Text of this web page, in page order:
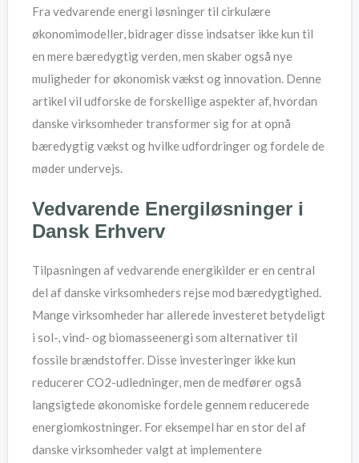
Fra vedvarende energi løsninger til cirkulære
økonomimodeller, bidrager disse indsatser ikke kun til
en mere bæredygtig verden, men skaber også nye
muligheder for økonomisk vækst og innovation. Denne
artikel vil udforske de forskellige aspekter af, hvordan
danske virksomheder transformer sig for at opnå
bæredygtig vækst og hvilke udfordringer og fordele de
møder undervejs.
Vedvarende Energiløsninger i
Dansk Erhverv
Tilpasningen af vedvarende energikilder er en central
del af danske virksomheders rejse mod bæredygtighed.
Mange virksomheder har allerede investeret betydeligt
i sol-, vind- og biomasseenergi som alternativer til
fossile brændstoffer. Disse investeringer ikke kun
reducerer CO2-udledninger, men de medfører også
langsigtede økonomiske fordele gennem reducerede
energiomkostninger. For eksempel har en stor del af
danske virksomheder valgt at implementere